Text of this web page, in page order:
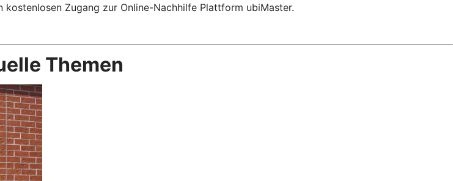
kostenlosen Zugang zur Online-Nachhilfe Plattform ubiMaster.
Themen